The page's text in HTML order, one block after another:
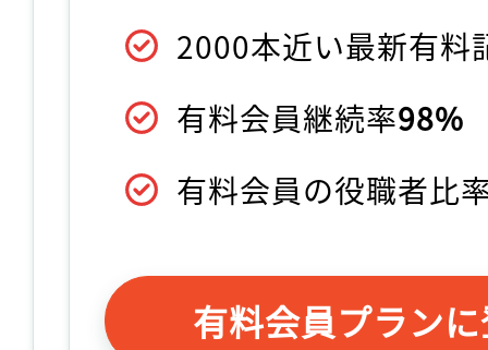
2000本近い最新有料
有料会員継続率98%
有料会員の役職者比
有料会員プラン